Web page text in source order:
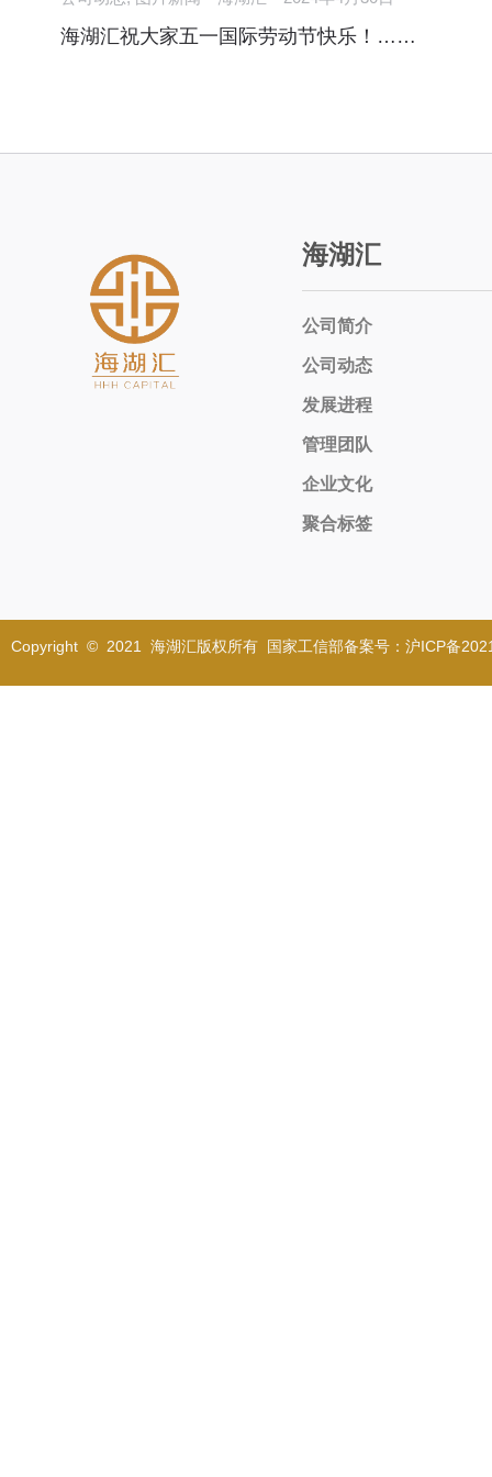
海湖汇祝大家五一国际劳动节快乐！……
海湖汇
公司简介
公司动态
发展进程
管理团队
企业文化
聚合标签
Copyright © 2021 海湖汇版权所有 国家工信部备案号：沪ICP备